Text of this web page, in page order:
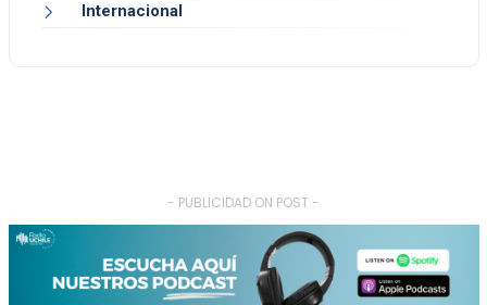
Internacional
- PUBLICIDAD ON POST -